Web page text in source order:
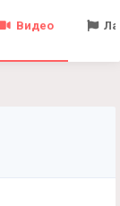
Видео